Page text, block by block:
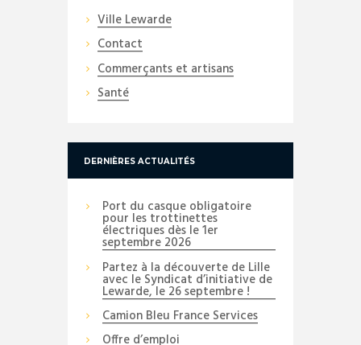
Ville Lewarde
Contact
Commerçants et artisans
Santé
DERNIÈRES ACTUALITÉS
Port du casque obligatoire
pour les trottinettes
électriques dès le 1er
septembre 2026
Partez à la découverte de Lille
avec le Syndicat d’initiative de
Lewarde, le 26 septembre !
Camion Bleu France Services
Offre d’emploi